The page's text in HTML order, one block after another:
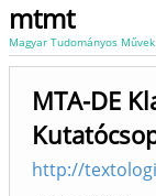
mtmt
Magyar Tudományos
MTA-DE
http://